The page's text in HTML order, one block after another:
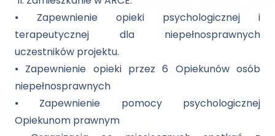
⦁ Zapewnienie opieki psychologicznej i
terapeutycznej dla niepełnosprawnych
uczestników projektu.
⦁ Zapewnienie opieki przez 6 Opiekunów osób
niepełnosprawnych
⦁ Zapewnienie pomocy psychologicznej
Opiekunom prawnym